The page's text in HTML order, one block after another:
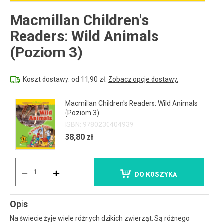
Macmillan Children's
Readers: Wild Animals
(Poziom 3)
Koszt dostawy: od 11,90 zł. Zobacz opcje dostawy.
Macmillan Children's Readers: Wild Animals
(Poziom 3)
ISBN: 9780230404939
38,80 zł
DO KOSZYKA
Opis
Na świecie żyje wiele różnych dzikich zwierząt. Są różnego